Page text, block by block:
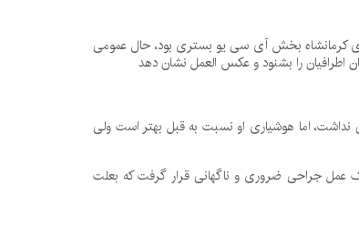
در بیمارستان امام رضای کرمانشاه بخش آی سی یو بستری بود، حال عمومی
را بشنود و عکس العمل نشان دهد
اعلام شد حال عمومی وی تغییر خاصی نداشت، اما هوشیاری او نسبت به قبل بهتر است ولی
روده شد دو روز بعد تحت یک عمل جراحی ضروری و ناگهانی قرار گرفت که بعلت